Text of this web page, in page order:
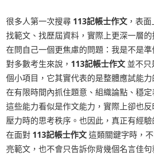
很多人第一次搜尋 113記帳士作文 ，表
找範文、找歷屆資料，實際上更深一層
在問自己一個更焦慮的問題：我是不是
對多數考生來說， 113記帳士作文 並不
個小項目，它其實代表的是整體應試能
在有限時間內抓住題意、組織論點、穩定
這些能力看似是作文能力，實際上卻也
壓力時的思考秩序。也因此，真正有經驗
在面對 113記帳士作文這類關鍵字時，
亮範文，也不會只告訴你背幾個名言佳